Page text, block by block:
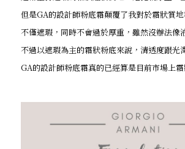
但是GA的設計師粉底霜顛覆了我對於霜狀質
不僅遮瑕，同時不會過於厚重，雖然沒辦法像
不過以遮瑕為主的霜狀粉底來說，清透度跟光
GA的設計師粉底霜真的已經算是目前市場上